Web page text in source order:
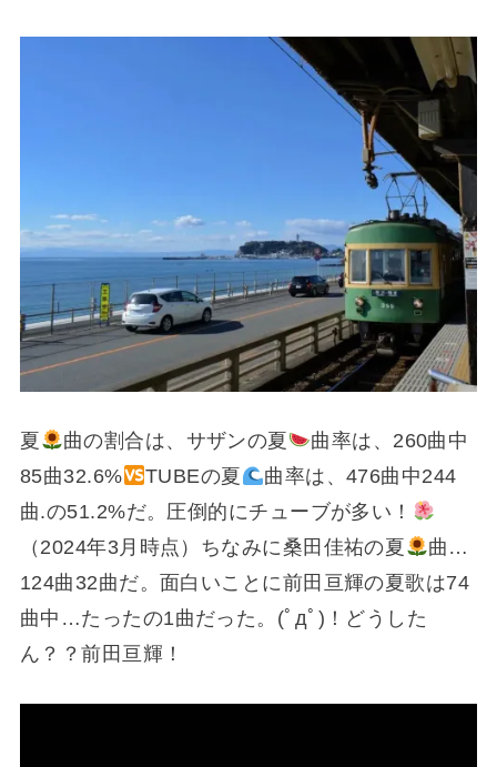
夏 曲の割合は、サザンの夏
曲率は、260曲中
85曲32.6%
TUBEの夏
曲率は、476曲中244
曲.の51.2%だ。圧倒的にチューブが多い！
（2024年3月時点）ちなみに桑田佳祐の夏
曲…
124曲32曲だ。面白いことに前田亘輝の夏歌は74
曲中…たったの1曲だった。(ﾟдﾟ)！どうした
ん？？前田亘輝！